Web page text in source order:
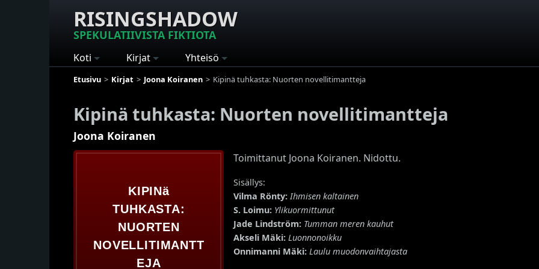
RISINGSHADOW
SPEKULATIIVISTA FIKTIOTA
Koti Kirjat Yhteisö
Etusivu Kirjat Joona Koiranen Kipinä tuhkasta: Nuorten novellitimantteja
Kipinä tuhkasta: Nuorten novellitimantteja
Joona Koiranen
Toimittanut Joona Koiranen. Nidottu.
Sisällys:
Vilma Rönty: Ihmisen kaltainen
S. Loimu: Ylikuormittunut
Jade Lindström: Tumman meren kauhut
Akseli Mäki: Luonnonoikku
Onnimanni Mäki: Laulu muodonvaihtajasta